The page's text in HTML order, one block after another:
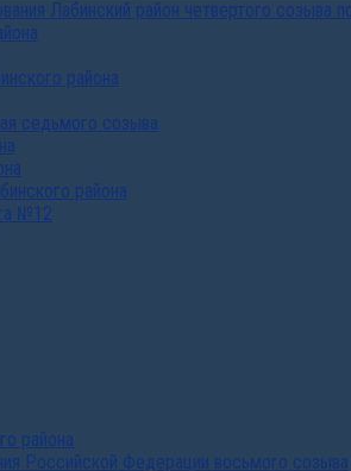
Лабинский район четвертого
района
седьмого созыва
района
№12
района
Российской Федерации восьмого созыва